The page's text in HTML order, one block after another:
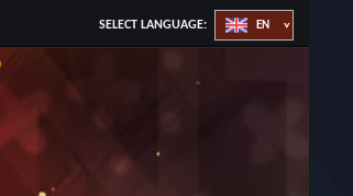
SELECT LANGUAGE: